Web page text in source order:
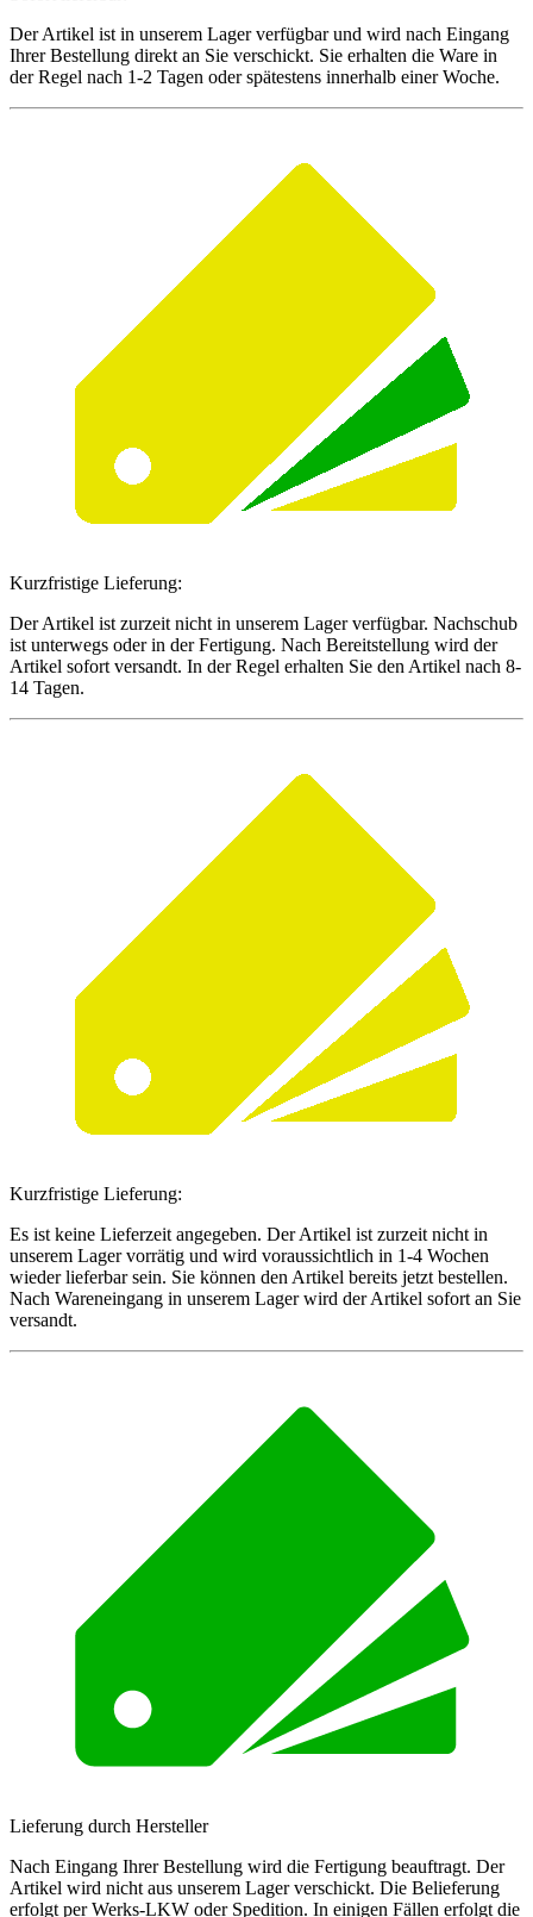
Der Artikel ist in unserem Lager verfügbar und wird nach Eingang
Ihrer Bestellung direkt an Sie verschickt. Sie erhalten die Ware in
der Regel nach 1-2 Tagen oder spätestens innerhalb einer Woche.
Kurzfristige Lieferung:
Der Artikel ist zurzeit nicht in unserem Lager verfügbar. Nachschub
ist unterwegs oder in der Fertigung. Nach Bereitstellung wird der
Artikel sofort versandt. In der Regel erhalten Sie den Artikel nach 8-
14 Tagen.
Kurzfristige Lieferung:
Es ist keine Lieferzeit angegeben. Der Artikel ist zurzeit nicht in
unserem Lager vorrätig und wird voraussichtlich in 1-4 Wochen
wieder lieferbar sein. Sie können den Artikel bereits jetzt bestellen.
Nach Wareneingang in unserem Lager wird der Artikel sofort an Sie
versandt.
Lieferung durch Hersteller
Nach Eingang Ihrer Bestellung wird die Fertigung beauftragt. Der
Artikel wird nicht aus unserem Lager verschickt. Die Belieferung
erfolgt per Werks-LKW oder Spedition. In einigen Fällen erfolgt die